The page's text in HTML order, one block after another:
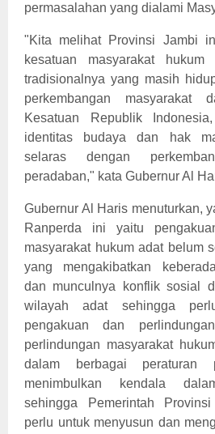
permasalahan yang dialami
"Kita melihat Provinsi Jambi
kesatuan masyarakat
tradisionalnya yang masih
perkembangan masyarakat
Kesatuan Republik
identitas budaya dan hak
selaras dengan
peradaban," kata Gubernur Al
Gubernur Al Haris menuturkan,
Ranperda ini yaitu
masyarakat hukum adat belum
yang mengakibatkan
dan munculnya konflik sosial
wilayah adat sehingga
pengakuan dan
perlindungan masyarakat
dalam berbagai peraturan
menimbulkan kendala
sehingga Pemerintah
perlu untuk menyusun dan